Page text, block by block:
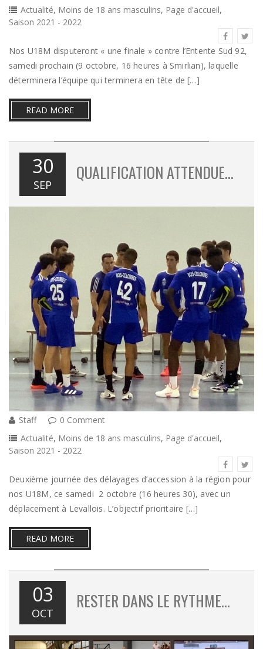
Actualité, Moins de 18 ans masculins, Page d'accueil,
Saison 2021 - 2022
Nos U18M disputeront « une finale » contre l’Entente Sud 92,
samedi prochain (9 octobre, 16 heures à Smirlian), laquelle
déterminera l’équipe qui terminera en tête de […]
READ MORE
30
SEP
QUALIFICATION ATTENDUE…
Staff
0 Comment
Actualité, Moins de 18 ans masculins, Page d'accueil,
Saison 2021 - 2022
Deuxième journée des délayages d’accession à la région pour
nos U18M, ce samedi 2 octobre (16 heures 30), avec un
déplacement à Levallois. L’objectif prioritaire […]
READ MORE
03
OCT
RESTER DANS LE RYTHME…